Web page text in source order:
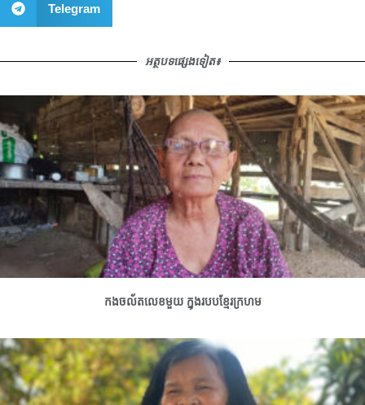
Telegram
អត្ថបទផ្សេងទៀត៖
កងចល័តលេខមួយ ក្នុងរបបខ្មែរក្រហម